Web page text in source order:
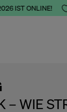
IST ONLINE! 
– WIE